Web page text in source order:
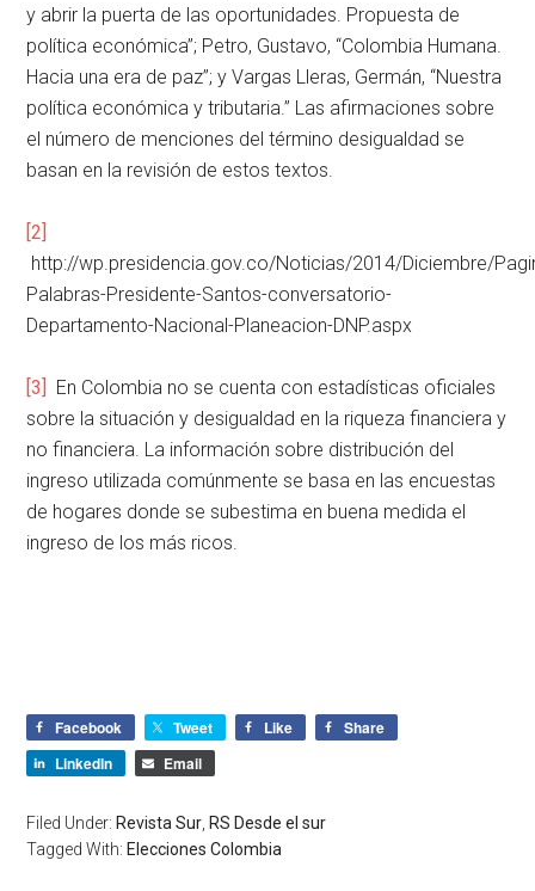
y abrir la puerta de las oportunidades. Propuesta de
política económica”; Petro, Gustavo, “Colombia Humana.
Hacia una era de paz”; y Vargas Lleras, Germán, “Nuestra
política económica y tributaria.” Las afirmaciones sobre
el número de menciones del término desigualdad se
basan en la revisión de estos textos.
[2]
http://wp.presidencia.gov.co/Noticias/2014/Diciembre/
Palabras-Presidente-Santos-conversatorio-
Departamento-Nacional-Planeacion-DNP.aspx
[3] En Colombia no se cuenta con estadísticas oficiales
sobre la situación y desigualdad en la riqueza financiera y
no financiera. La información sobre distribución del
ingreso utilizada comúnmente se basa en las encuestas
de hogares donde se subestima en buena medida el
ingreso de los más ricos.
Facebook Tweet Like
Share
LinkedIn
Email
Filed Under: Revista Sur RS Desde el sur
Tagged With: Elecciones Colombia